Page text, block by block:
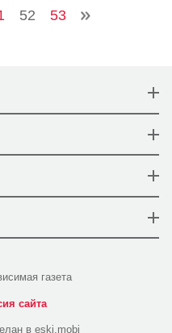
52 53
газета
сайта
в eski.mobi